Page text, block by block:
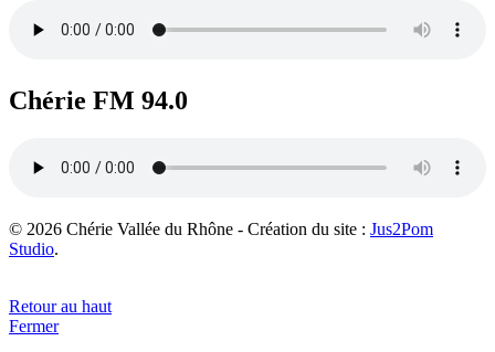
Chérie FM 94.0
© 2026 Chérie Vallée du Rhône - Création du site : Jus2Pom
Studio.
Retour au haut
Fermer